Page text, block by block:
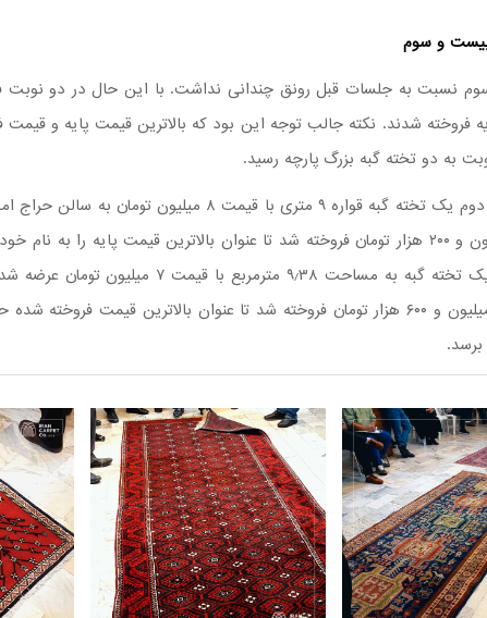
و سوم
نسبت به جلسات قبل رونق چندانی نداشت. با این حال در دو
فروخته شدند. نکته جالب توجه این بود که بالاترین قیمت پایه و
به دو تخته گبه بزرگ پارچه رسید.
در نوبت چهل و دوم یک تخته گبه قواره ۹ متری با قیمت ۸
به قیمت ۸ میلیون و ۲۰۰ هزار تومان فروخته شد تا عنوان بالاترین قیمت پایه را
رشد به مبلغ ۹ میلیون و ۶۰۰ هزار تومان فروخته شد تا عنوان بالاترین قیمت